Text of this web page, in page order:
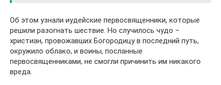
Об этом узнали иудейские первосвященники, которые
решили разогнать шествие. Но случилось чудо –
христиан, провожавших Богородицу в последний путь,
окружило облако, и воины, посланные
первосвященниками, не смогли причинить им никакого
вреда.